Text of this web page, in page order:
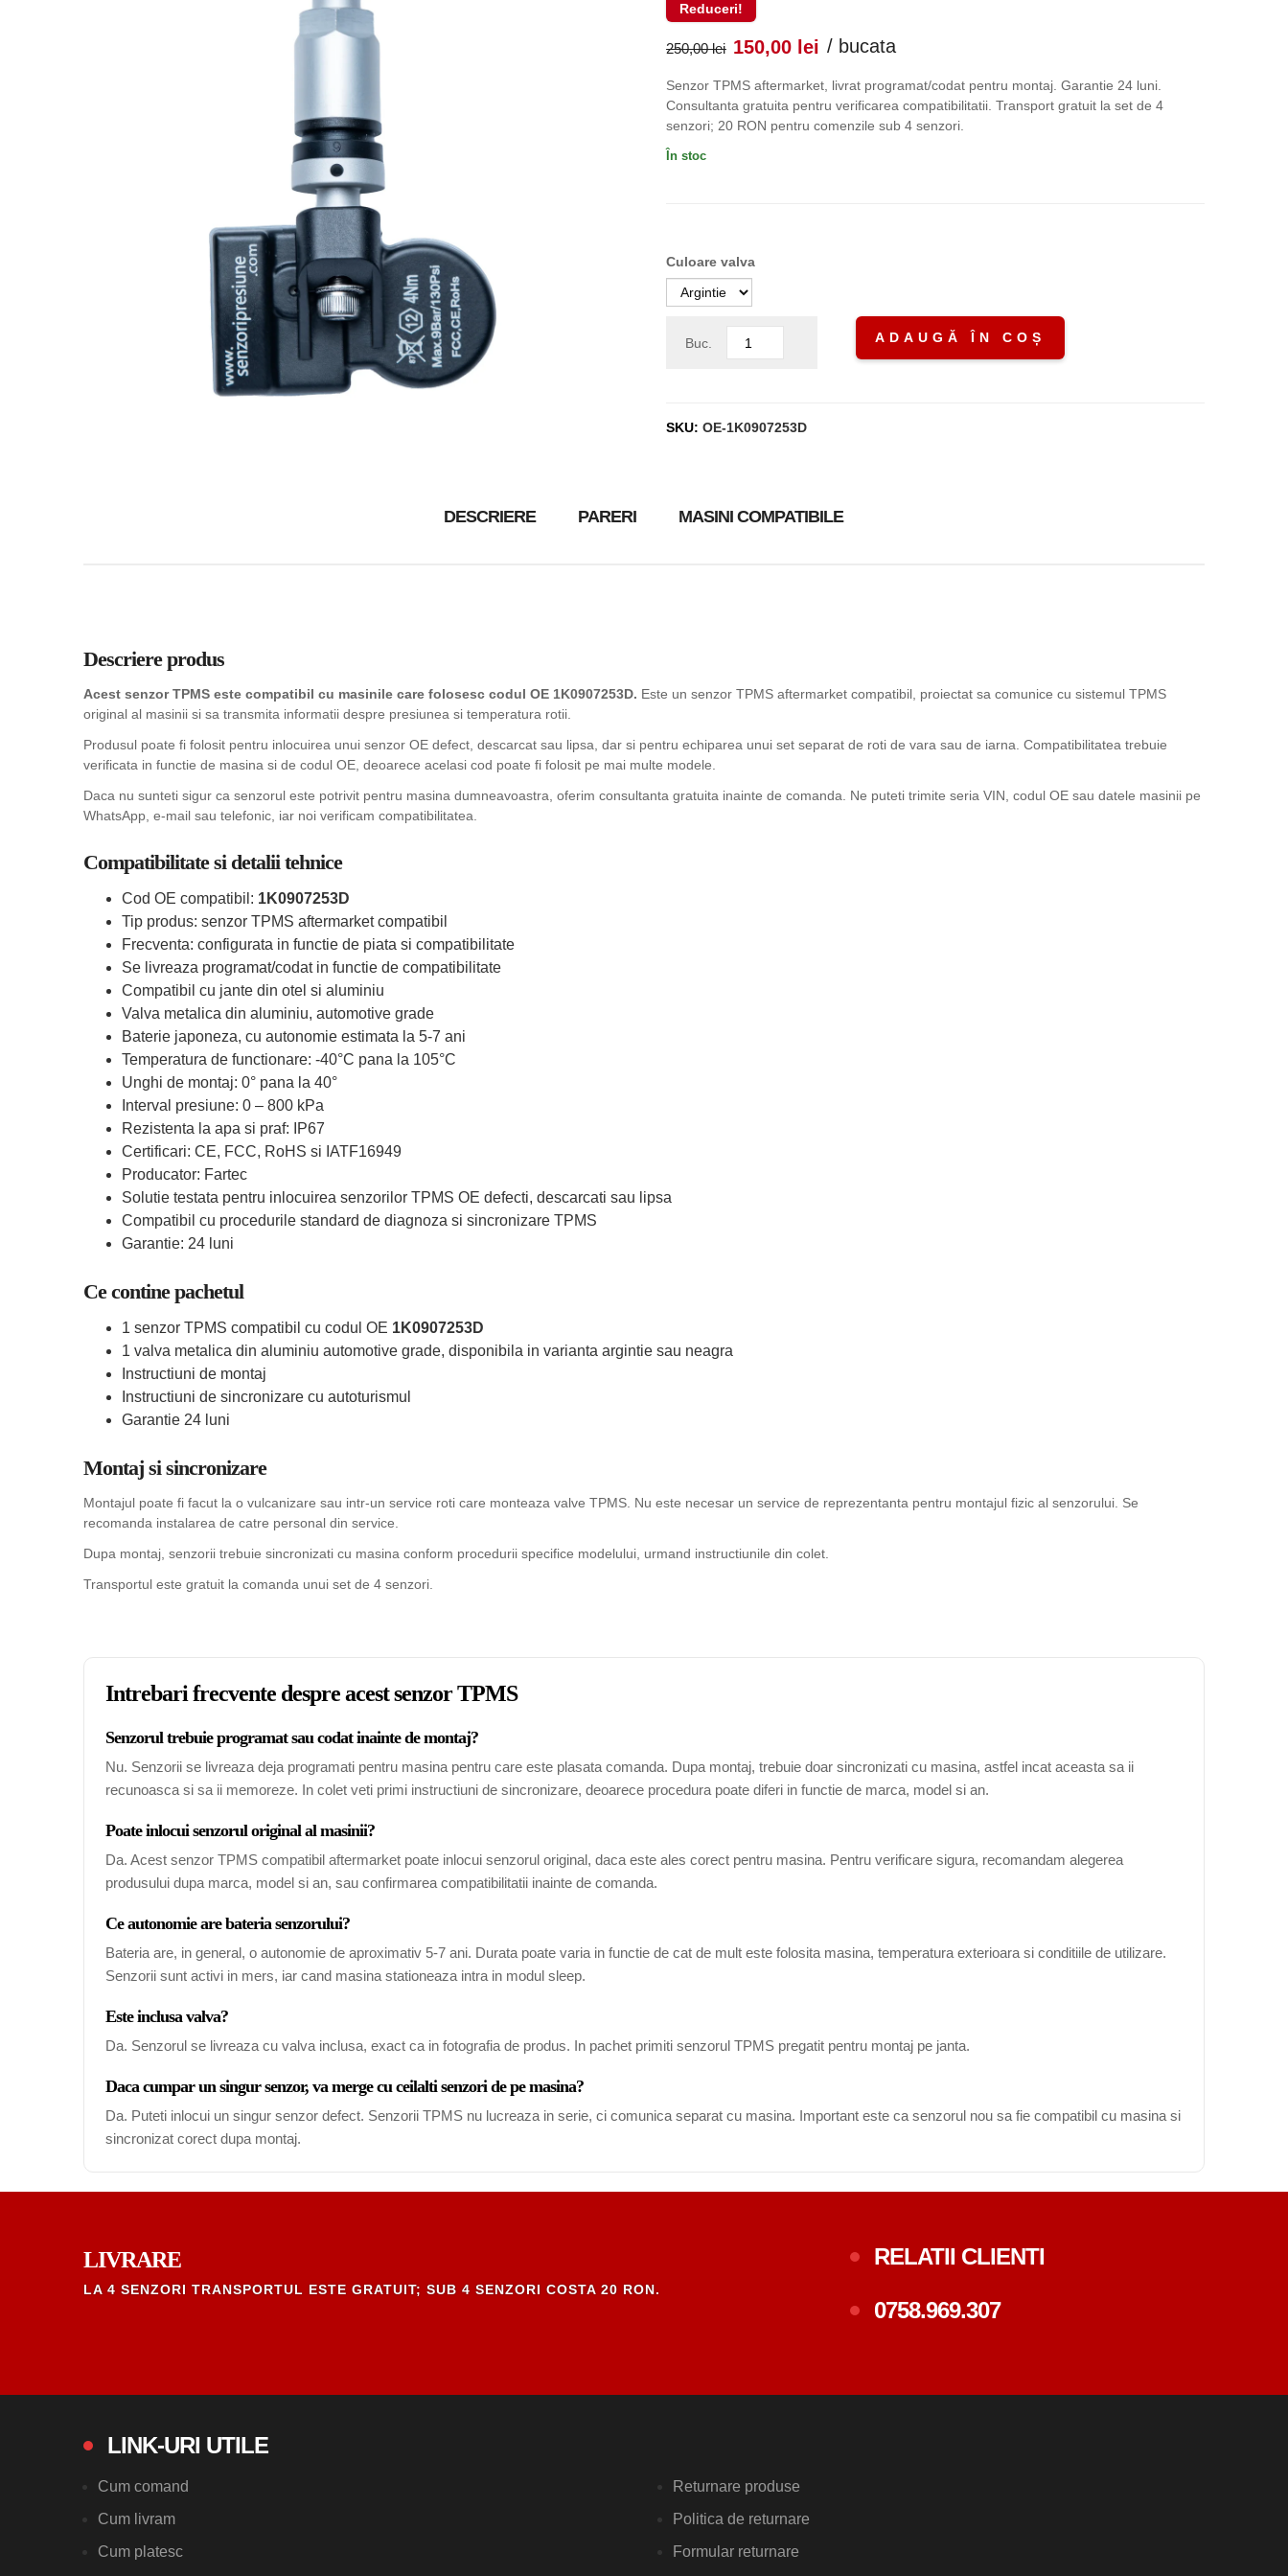
Reduceri!
250,00lei Prețul
inițial
a
150,00 lei Prețul
curent
este:
/ bucata
Senzor TPMS aftermarket, livrat programat/codat pentru montaj. Garantie 24 luni.
Consultanta gratuita pentru verificarea compatibilitatii. Transport gratuit la set de 4
senzori; 20 RON pentru comenzile sub 4 senzori.
În stoc
Culoare valva
Buc. ADAUGĂ ÎN COȘ
SKU:OE-1K0907253D
DESCRIERE PARERI MASINI COMPATIBILE
Descriere produs
Acest senzor TPMS este compatibil cu masinile care folosesc codul OE 1K0907253D. Este un senzor TPMS aftermarket compatibil, proiectat sa comunice cu sistemul TPMS
original al masinii si sa transmita informatii despre presiunea si temperatura rotii.
Produsul poate fi folosit pentru inlocuirea unui senzor OE defect, descarcat sau lipsa, dar si pentru echiparea unui set separat de roti de vara sau de iarna. Compatibilitatea trebuie
verificata in functie de masina si de codul OE, deoarece acelasi cod poate fi folosit pe mai multe modele.
Daca nu sunteti sigur ca senzorul este potrivit pentru masina dumneavoastra, oferim consultanta gratuita inainte de comanda. Ne puteti trimite seria VIN, codul OE sau datele masinii pe
WhatsApp, e-mail sau telefonic, iar noi verificam compatibilitatea.
Compatibilitate si detalii tehnice
Cod OE compatibil: 1K0907253D
Tip produs: senzor TPMS aftermarket compatibil
Frecventa: configurata in functie de piata si compatibilitate
Se livreaza programat/codat in functie de compatibilitate
Compatibil cu jante din otel si aluminiu
Valva metalica din aluminiu, automotive grade
Baterie japoneza, cu autonomie estimata la 5-7 ani
Temperatura de functionare: -40°C pana la 105°C
Unghi de montaj: 0° pana la 40°
Interval presiune: 0 – 800 kPa
Rezistenta la apa si praf: IP67
Certificari: CE, FCC, RoHS si IATF16949
Producator: Fartec
Solutie testata pentru inlocuirea senzorilor TPMS OE defecti, descarcati sau lipsa
Compatibil cu procedurile standard de diagnoza si sincronizare TPMS
Garantie: 24 luni
Ce contine pachetul
1 senzor TPMS compatibil cu codul OE 1K0907253D
1 valva metalica din aluminiu automotive grade, disponibila in varianta argintie sau neagra
Instructiuni de montaj
Instructiuni de sincronizare cu autoturismul
Garantie 24 luni
Montaj si sincronizare
Montajul poate fi facut la o vulcanizare sau intr-un service roti care monteaza valve TPMS. Nu este necesar un service de reprezentanta pentru montajul fizic al senzorului. Se
recomanda instalarea de catre personal din service.
Dupa montaj, senzorii trebuie sincronizati cu masina conform procedurii specifice modelului, urmand instructiunile din colet.
Transportul este gratuit la comanda unui set de 4 senzori.
Intrebari frecvente despre acest senzor TPMS
Senzorul trebuie programat sau codat inainte de montaj?
Nu. Senzorii se livreaza deja programati pentru masina pentru care este plasata comanda. Dupa montaj, trebuie doar sincronizati cu masina, astfel incat aceasta sa ii
recunoasca si sa ii memoreze. In colet veti primi instructiuni de sincronizare, deoarece procedura poate diferi in functie de marca, model si an.
Poate inlocui senzorul original al masinii?
Da. Acest senzor TPMS compatibil aftermarket poate inlocui senzorul original, daca este ales corect pentru masina. Pentru verificare sigura, recomandam alegerea
produsului dupa marca, model si an, sau confirmarea compatibilitatii inainte de comanda.
Ce autonomie are bateria senzorului?
Bateria are, in general, o autonomie de aproximativ 5-7 ani. Durata poate varia in functie de cat de mult este folosita masina, temperatura exterioara si conditiile de utilizare.
Senzorii sunt activi in mers, iar cand masina stationeaza intra in modul sleep.
Este inclusa valva?
Da. Senzorul se livreaza cu valva inclusa, exact ca in fotografia de produs. In pachet primiti senzorul TPMS pregatit pentru montaj pe janta.
Daca cumpar un singur senzor, va merge cu ceilalti senzori de pe masina?
Da. Puteti inlocui un singur senzor defect. Senzorii TPMS nu lucreaza in serie, ci comunica separat cu masina. Important este ca senzorul nou sa fie compatibil cu masina si
sincronizat corect dupa montaj.
LIVRARE
LA 4 SENZORI TRANSPORTUL ESTE GRATUIT; SUB 4 SENZORI COSTA 20 RON.
RELATII CLIENTI
0758.969.307
LINK-URI UTILE
Cum comand
Cum livram
Cum platesc
Returnare produse
Politica de returnare
Formular returnare